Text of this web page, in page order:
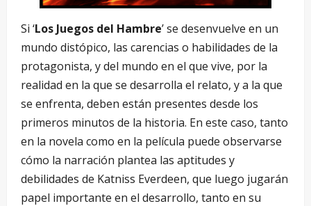
Si ‘Los Juegos del Hambre’ se desenvuelve en un
mundo distópico, las carencias o habilidades de la
protagonista, y del mundo en el que vive, por la
realidad en la que se desarrolla el relato, y a la que
se enfrenta, deben están presentes desde los
primeros minutos de la historia. En este caso, tanto
en la novela como en la película puede observarse
cómo la narración plantea las aptitudes y
debilidades de Katniss Everdeen, que luego jugarán
papel importante en el desarrollo, tanto en su